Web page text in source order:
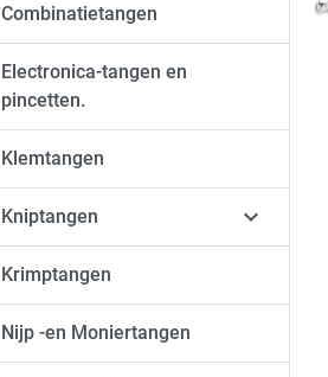
Combinatietangen
Electronica-tangen en
pincetten.
Klemtangen
Kniptangen 
Krimptangen
Nijp -en Moniertangen